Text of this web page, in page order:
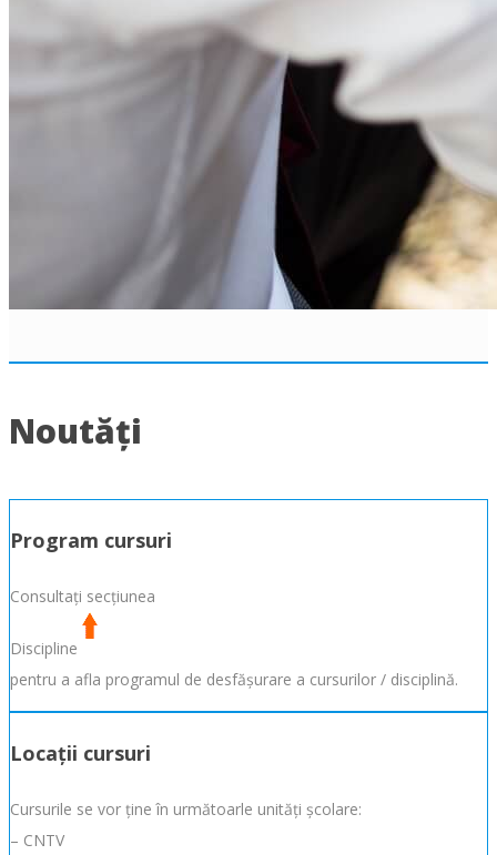
Noutăți
Program cursuri
Consultați secțiunea
Discipline
pentru a afla programul de desfășurare a cursurilor / disciplină.
Locații cursuri
Cursurile se vor ține în următoarle unități școlare:
– CNTV